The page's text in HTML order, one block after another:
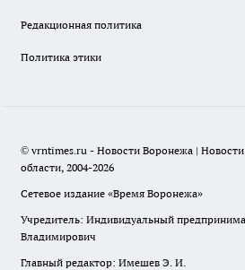
Редакционная политика
Политика этики
© vrntimes.ru - Новости Воронежа |
области, 2004-2026
Сетевое издание «Время Воронежа»
Учредитель: Индивидуальный
Владимирович
Главный редактор: Имешев Э. И.